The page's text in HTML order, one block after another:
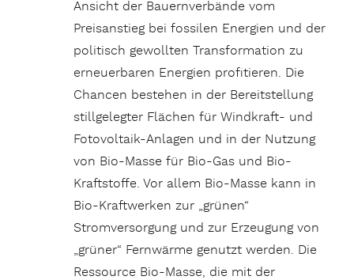
Ansicht der Bauernverbände vom
Preisanstieg bei fossilen Energien und der
politisch gewollten Transformation zu
erneuerbaren Energien profitieren. Die
Chancen bestehen in der Bereitstellung
stillgelegter Flächen für Windkraft- und
Fotovoltaik-Anlagen und in der Nutzung
von Bio-Masse für Bio-Gas und Bio-
Kraftstoffe. Vor allem Bio-Masse kann in
Bio-Kraftwerken zur „grünen“
Stromversorgung und zur Erzeugung von
„grüner“ Fernwärme genutzt werden. Die
Ressource Bio-Masse, die mit der